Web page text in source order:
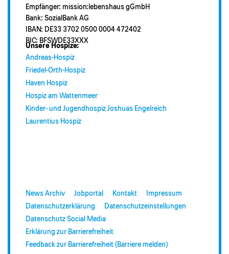
Empfänger: mission:lebenshaus gGmbH
Bank: SozialBank AG
IBAN: DE33 3702 0500 0004 472402
BIC: BFSWDE33XXX
Unsere Hospize:
Andreas-Hospiz
Friedel-Orth-Hospiz
Haven Hospiz
Hospiz am Wattenmeer
Kinder- und Jugendhospiz Joshuas Engelreich
Laurentius Hospiz
News Archiv Jobportal Kontakt
Impressum
Datenschutzerklärung
Datenschutzeinstellungen
Datenschutz Social Media
Erklärung zur Barrierefreiheit
Feedback zur Barrierefreiheit (Barriere melden)